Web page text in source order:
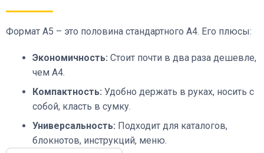
Формат А5 – это половина стандартного А4. Его плюсы:
Экономичность: Стоит почти в два раза дешевле,
чем А4.
Компактность: Удобно держать в руках, носить с
собой, класть в сумку.
Универсальность: Подходит для каталогов,
блокнотов, инструкций, меню.